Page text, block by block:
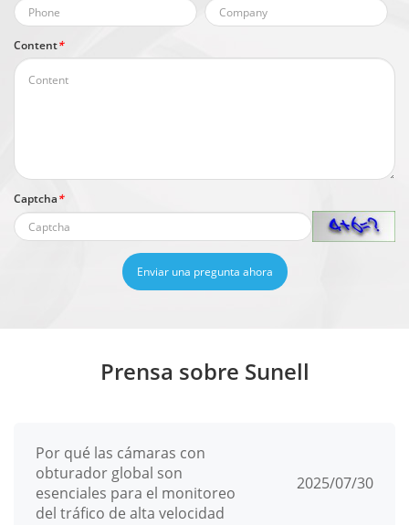
Content*
Captcha*
Enviar una pregunta ahora
Prensa sobre Sunell
Por qué las cámaras con
obturador global son
esenciales para el monitoreo
del tráfico de alta velocidad
2025/07/30